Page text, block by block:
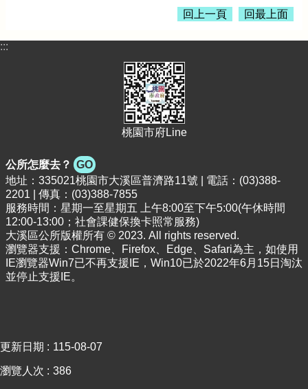
回上一頁 回最上面
:::
桃園市府Line
公所怎麼去？ GO
地址：335021桃園市大溪區普濟路11號 | 電話：(03)388-
2201 | 傳真：(03)388-7855
服務時間：星期一至星期五 上午8:00至下午5:00(午休時間
12:00-13:00；社會課健保換卡照常服務)
大溪區公所版權所有 © 2023. All rights reserved.
瀏覽器支援：Chrome、Firefox、Edge、Safari為主，如使用
IE瀏覽器Win7已不再支援IE，Win10已於2022年6月15日淘汰
並停止支援IE。
更新日期 115-08-07
瀏覽人次 386